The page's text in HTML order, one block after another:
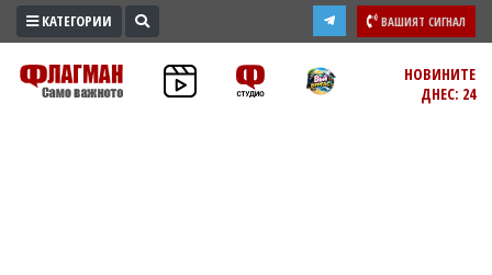
ПРОМО
ЗОНА
КАТЕГОРИИ ВАШИЯТ СИГНАЛ
НОВИНИТЕ
ДНЕС: 24